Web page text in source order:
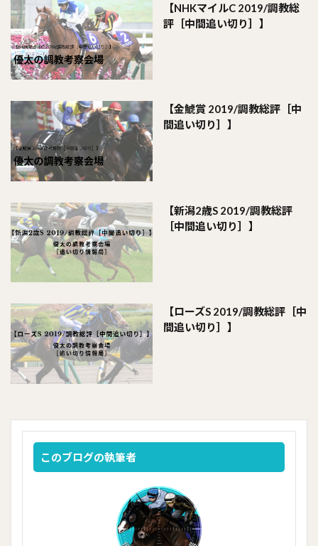
【NHKマイルC 2019/調教総
評［中間追い切り］】
【金鯱賞 2019/調教総評［中
間追い切り］】
【新潟2歳S 2019/調教総評
［中間追い切り］】
【ローズS 2019/調教総評［中
間追い切り］】
このブログの執筆者